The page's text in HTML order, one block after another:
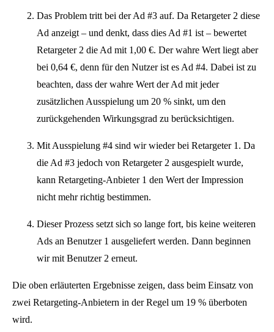
Das Problem tritt bei der Ad #3 auf. Da Retargeter 2 diese
Ad anzeigt – und denkt, dass dies Ad #1 ist – bewertet
Retargeter 2 die Ad mit 1,00 €. Der wahre Wert liegt aber
bei 0,64 €, denn für den Nutzer ist es Ad #4. Dabei ist zu
beachten, dass der wahre Wert der Ad mit jeder
zusätzlichen Ausspielung um 20 % sinkt, um den
zurückgehenden Wirkungsgrad zu berücksichtigen.
Mit Ausspielung #4 sind wir wieder bei Retargeter 1. Da
die Ad #3 jedoch von Retargeter 2 ausgespielt wurde,
kann Retargeting-Anbieter 1 den Wert der Impression
nicht mehr richtig bestimmen.
Dieser Prozess setzt sich so lange fort, bis keine weiteren
Ads an Benutzer 1 ausgeliefert werden. Dann beginnen
wir mit Benutzer 2 erneut.
Die oben erläuterten Ergebnisse zeigen, dass beim Einsatz von
zwei Retargeting-Anbietern in der Regel um 19 % überboten
wird.